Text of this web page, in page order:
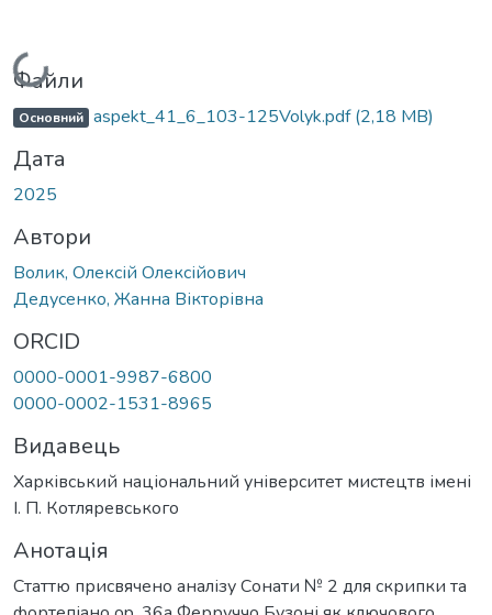
Вантажиться...
Файли
Основний aspekt_41_6_103-125Volyk.pdf(2,18 MB)
Дата
2025
Автори
Волик, Олексій Олексійович
Дедусенко, Жанна Вікторівна
ORCID
0000-0001-9987-6800
0000-0002-1531-8965
Видавець
Харківський національний університет мистецтв імені
І. П. Котляревського
Анотація
Статтю присвячено аналізу Сонати № 2 для скрипки та